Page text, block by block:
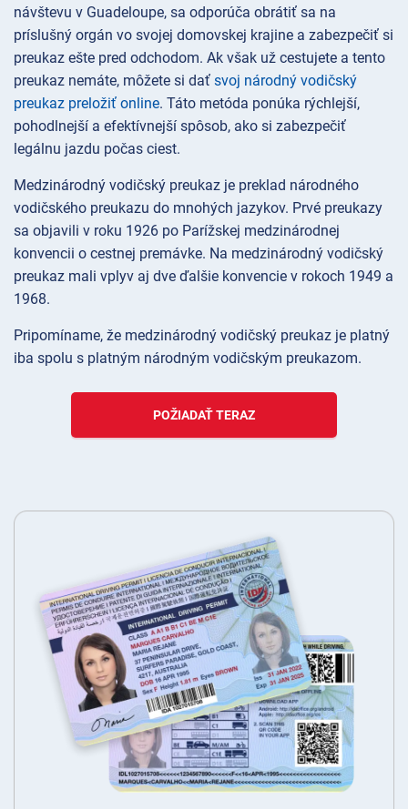
návštevu v Guadeloupe, sa odporúča obrátiť sa na
príslušný orgán vo svojej domovskej krajine a zabezpečiť si
preukaz ešte pred odchodom. Ak však už cestujete a tento
preukaz nemáte, môžete si dať svoj národný vodičský
preukaz preložiť online. Táto metóda ponúka rýchlejší,
pohodlnejší a efektívnejší spôsob, ako si zabezpečiť
legálnu jazdu počas ciest.
Medzinárodný vodičský preukaz je preklad národného
vodičského preukazu do mnohých jazykov. Prvé preukazy
sa objavili v roku 1926 po Parížskej medzinárodnej
konvencii o cestnej premávke. Na medzinárodný vodičský
preukaz mali vplyv aj dve ďalšie konvencie v rokoch 1949 a
1968.
Pripomíname, že medzinárodný vodičský preukaz je platný
iba spolu s platným národným vodičským preukazom.
POŽIADAŤ TERAZ